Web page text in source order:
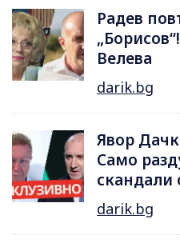
Радев
Велева
darik.bg
Явор
Само
скандали
darik.bg